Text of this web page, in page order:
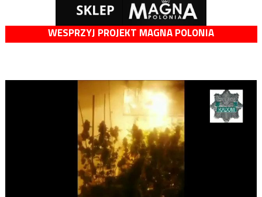
WESPRZYJ PROJEKT MAGNA POLONIA